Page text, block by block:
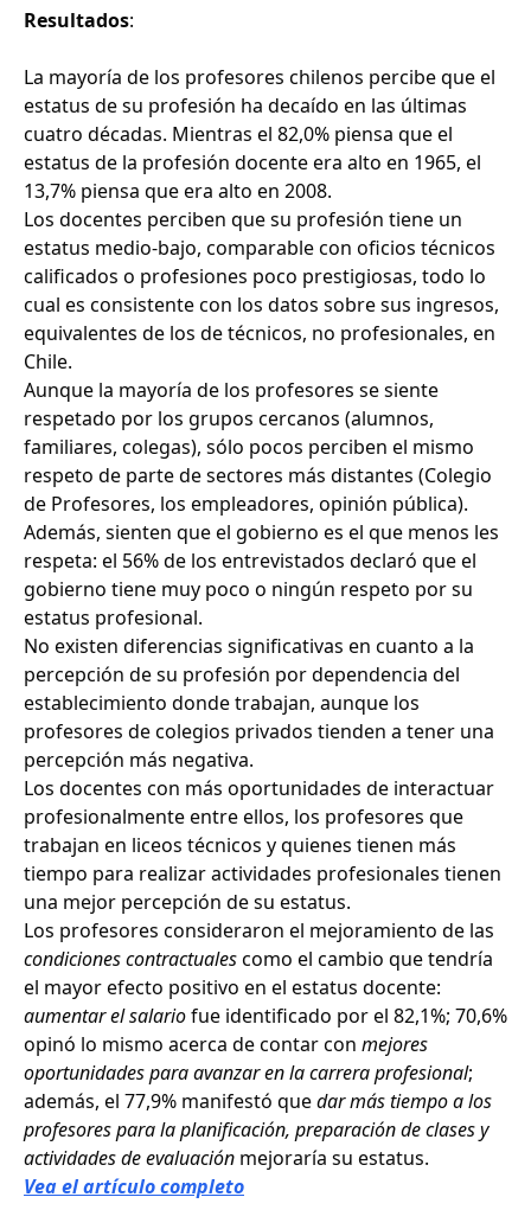
Resultados:
La mayoría de los profesores chilenos percibe que el
estatus de su profesión ha decaído en las últimas
cuatro décadas. Mientras el 82,0% piensa que el
estatus de la profesión docente era alto en 1965, el
13,7% piensa que era alto en 2008.
Los docentes perciben que su profesión tiene un
estatus medio-bajo, comparable con oficios técnicos
calificados o profesiones poco prestigiosas, todo lo
cual es consistente con los datos sobre sus ingresos,
equivalentes de los de técnicos, no profesionales, en
Chile.
Aunque la mayoría de los profesores se siente
respetado por los grupos cercanos (alumnos,
familiares, colegas), sólo pocos perciben el mismo
respeto de parte de sectores más distantes (Colegio
de Profesores, los empleadores, opinión pública).
Además, sienten que el gobierno es el que menos les
respeta: el 56% de los entrevistados declaró que el
gobierno tiene muy poco o ningún respeto por su
estatus profesional.
No existen diferencias significativas en cuanto a la
percepción de su profesión por dependencia del
establecimiento donde trabajan, aunque los
profesores de colegios privados tienden a tener una
percepción más negativa.
Los docentes con más oportunidades de interactuar
profesionalmente entre ellos, los profesores que
trabajan en liceos técnicos y quienes tienen más
tiempo para realizar actividades profesionales tienen
una mejor percepción de su estatus.
Los profesores consideraron el mejoramiento de las
condiciones contractualescomo el cambio que tendría
el mayor efecto positivo en el estatus docente:
aumentar el salariofue identificado por el 82,1%; 70,6%
opinó lo mismo acerca de contar con mejores
oportunidades para avanzar en la carrera profesional;
además, el 77,9% manifestó quedar más tiempo a los
profesores para la planificación, preparación de clases y
actividades de evaluación mejoraría su estatus.
Vea el artículo completo